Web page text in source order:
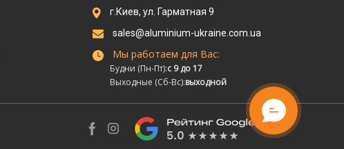
г.Киев, ул. Гарматная 9
sales@aluminium-ukraine.com.ua
Мы работаем для Вас:
Будни (Пн-Пт):с 9 до 17
Выходные (Сб-Вс):выходной